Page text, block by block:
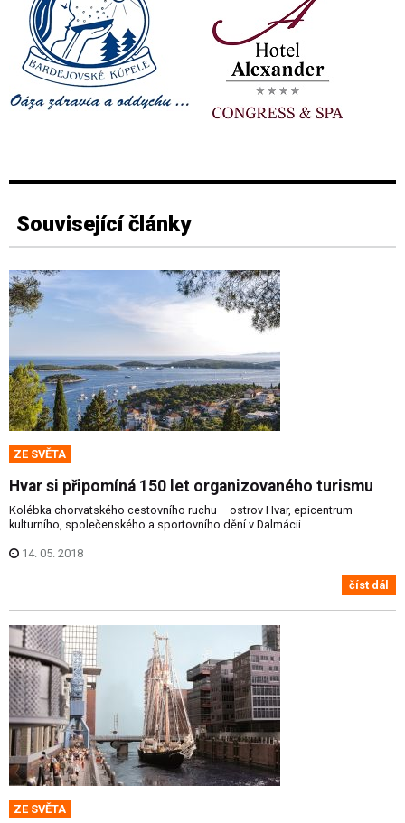
Související články
ZE SVĚTA
Hvar si připomíná 150 let organizovaného turismu
Kolébka chorvatského cestovního ruchu – ostrov Hvar, epicentrum
kulturního, společenského a sportovního dění v Dalmácii.
14. 05. 2018
číst dál
ZE SVĚTA